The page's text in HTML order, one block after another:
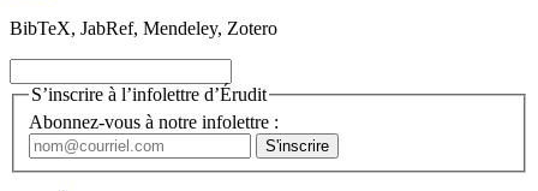
BibTeX, JabRef, Mendeley, Zotero
S’inscrire à l’infolettre d’Érudit
Abonnez-vous à notre infolettre :